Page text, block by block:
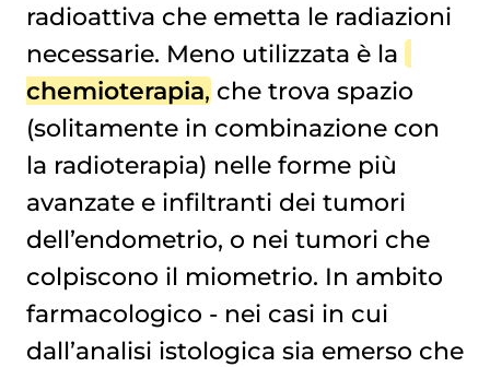
radioattiva che emetta le radiazioni
necessarie. Meno utilizzata è la
chemioterapia, che trova spazio
(solitamente in combinazione con
la radioterapia) nelle forme più
avanzate e infiltranti dei tumori
dell’endometrio, o nei tumori che
colpiscono il miometrio. In ambito
farmacologico - nei casi in cui
dall’analisi istologica sia emerso che